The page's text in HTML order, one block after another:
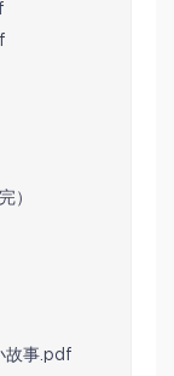
）
故事.pdf